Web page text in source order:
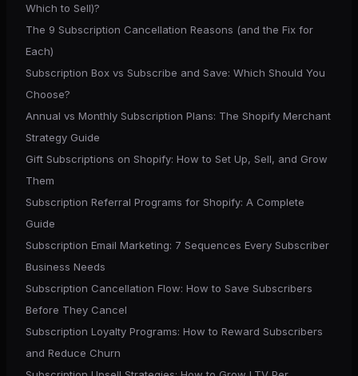
Which to Sell)?
The 9 Subscription Cancellation Reasons (and the Fix for
Each)
Subscription Box vs Subscribe and Save: Which Should You
Choose?
Annual vs Monthly Subscription Plans: The Shopify Merchant
Strategy Guide
Gift Subscriptions on Shopify: How to Set Up, Sell, and Grow
Them
Subscription Referral Programs for Shopify: A Complete
Guide
Subscription Email Marketing: 7 Sequences Every Subscriber
Business Needs
Subscription Cancellation Flow: How to Save Subscribers
Before They Cancel
Subscription Loyalty Programs: How to Reward Subscribers
and Reduce Churn